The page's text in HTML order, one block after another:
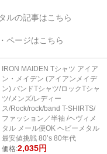
ルの記事はこちら
ページはこちら
IRON MAIDEN Tシャツ アイア
ン・メイデン (アイアンメイデ
ン) バンドTシャツ/ロックTシャ
ツ/メンズ/レディー
ス/Rock/rock/band T-SHIRTS/
ファッション／半袖 /ヘヴィメ
タル メール便OK ヘビーメタル
最安値挑戦 80’s 80年代
価格:2,035円